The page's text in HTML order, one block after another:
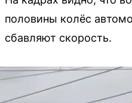
половины колёс
сбавляют скорость.